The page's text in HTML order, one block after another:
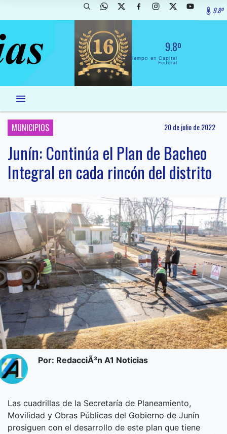
9.8º
9.8º
El Tiempo en Capital
Federal
MUNICIPIOS 20 de julio de 2022
Junín: Continúa el Plan de Bacheo
Integral en cada rincón del distrito
Por: RedacciÃ³n A1 Noticias
Las cuadrillas de la Secretaría de Planeamiento,
Movilidad y Obras Públicas del Gobierno de Junín
prosiguen con el desarrollo de este plan que tiene